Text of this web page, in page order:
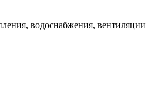
водоснабжения,